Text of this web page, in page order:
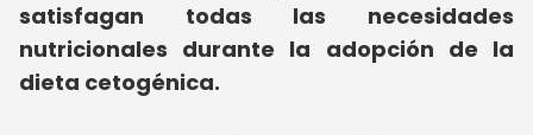
satisfagan todas las necesidades
nutricionales durante la adopción de la
dieta cetogénica.